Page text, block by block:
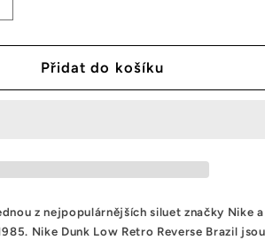
Přidat do košíku
z nejpopulárnějších siluet značky Nike
Nike Dunk Low Retro Reverse Brazil